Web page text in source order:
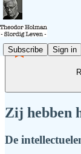
Subscribe Sign in
Zij hebben
De